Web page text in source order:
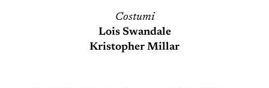
Costumi
Lois Swandale
Kristopher Millar